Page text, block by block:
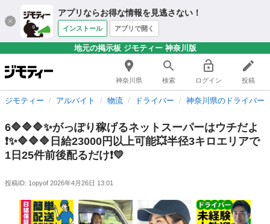
アプリならお得な情報を見逃さない！
インストール アプリで開く
地元の掲示板 ジモティー 神奈川版
神奈川県 検索 ログイン 投稿
ジモティー アルバイト 物流 ドライバー 神奈川県のドライバー
6🔷🔷🔷✨がっぽり稼げるネットスーパーはウチだよ
❗️✨🔷🔷🔷日給23000円以上可能💥半径3キロエリアで
1日25件前後配るだけ❗️💛
投稿ID: 1opyof 2026年4月26日 13:01